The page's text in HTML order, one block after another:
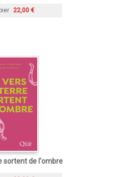
22,00 €
sortent de l'ombre